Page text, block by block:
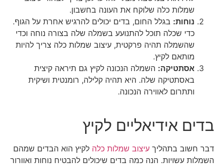
שמלות כלה שלוקח את העונה בחשבון.
נוחות: בגלל החום, בדים יכולים להרגיש אחרת על הגוף.
כדי שכלה תוכל להתנועע בשמלה שלה בצורה נוחה וכדי
שהשמלה תהיה פרקטית, עיצוב שמלות כלה צריך להיות
מותאם לקיץ.
אסתטיקה: השמלה הנכונה לקיץ גם תיראה קיצית
באסתטיקה שלה. היא תהיה קלילה, רומנטית ושיקית
ותתרום לאווירה הנכונה.
בדים אידיאליים לקיץ
דבר חשוב בתהליך עיצוב שמלות כלה לקיץ הוא הבדים שמהם
השמלות עשויות. הנה כמה בדים שיכולים להבטיח נוחות ואוורור